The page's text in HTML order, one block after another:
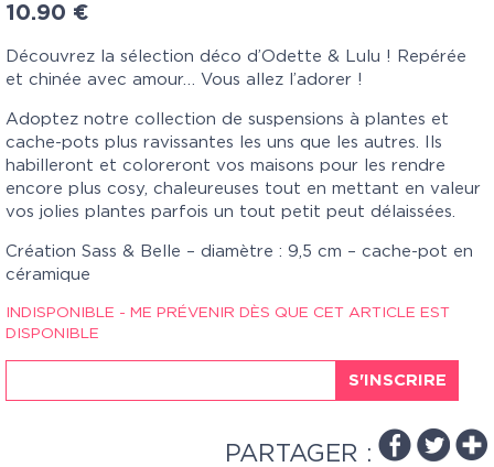
10.90 €
Découvrez la sélection déco d’Odette & Lulu ! Repérée
et chinée avec amour… Vous allez l’adorer !
Adoptez notre collection de suspensions à plantes et
cache-pots plus ravissantes les uns que les autres. Ils
habilleront et coloreront vos maisons pour les rendre
encore plus cosy, chaleureuses tout en mettant en valeur
vos jolies plantes parfois un tout petit peut délaissées.
Création Sass & Belle – diamètre : 9,5 cm – cache-pot en
céramique
INDISPONIBLE - ME PRÉVENIR DÈS QUE CET ARTICLE EST
DISPONIBLE
S'INSCRIRE
PARTAGER :